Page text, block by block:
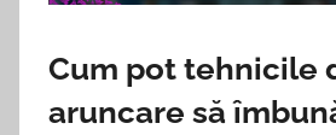
Cum pot tehnicile
aruncare să